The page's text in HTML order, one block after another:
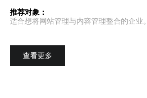
推荐对象：
适合想将网站管理与内容管理整合的企业。
查看更多